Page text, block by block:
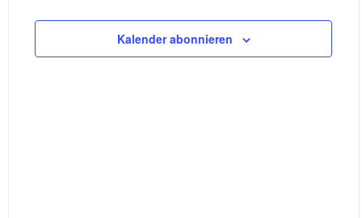
Kalender abonnieren